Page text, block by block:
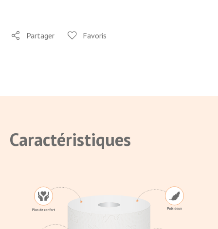
Partager Favoris
Caractéristiques